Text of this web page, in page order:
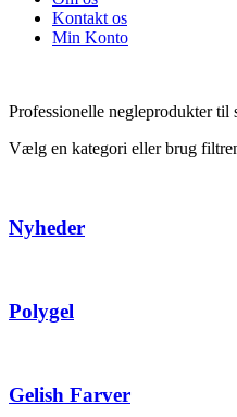
Kontakt os
Min Konto
Professionelle negleprodukter til
Vælg en kategori eller brug
Nyheder
Polygel
Gelish Farver